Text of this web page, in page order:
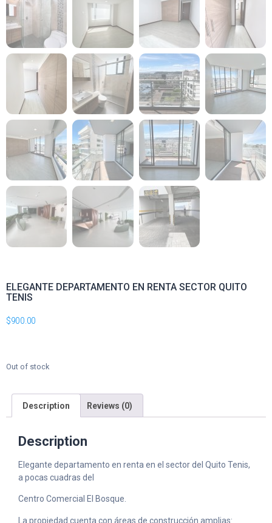
ELEGANTE DEPARTAMENTO EN RENTA SECTOR QUITO
TENIS
$900.00
Out of stock
Description Reviews (0)
Description
Elegante departamento en renta en el sector del Quito Tenis,
a pocas cuadras del
Centro Comercial El Bosque.
La propiedad cuenta con áreas de construcción amplias: